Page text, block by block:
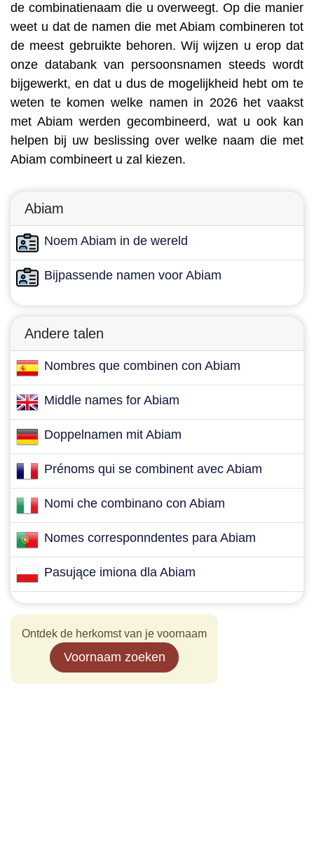
de combinatienaam die u overweegt. Op die manier
weet u dat de namen die met Abiam combineren tot
de meest gebruikte behoren. Wij wijzen u erop dat
onze databank van persoonsnamen steeds wordt
bijgewerkt, en dat u dus de mogelijkheid hebt om te
weten te komen welke namen in 2026 het vaakst
met Abiam werden gecombineerd, wat u ook kan
helpen bij uw beslissing over welke naam die met
Abiam combineert u zal kiezen.
Abiam
Noem Abiam in de wereld
Bijpassende namen voor Abiam
Andere talen
Nombres que combinen con Abiam
Middle names for Abiam
Doppelnamen mit Abiam
Prénoms qui se combinent avec Abiam
Nomi che combinano con Abiam
Nomes corresponndentes para Abiam
Pasujące imiona dla Abiam
Ontdek de herkomst van je voornaam
Voornaam zoeken